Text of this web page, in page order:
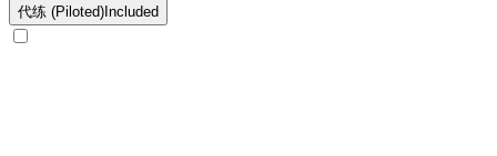
代练 (Piloted) Included